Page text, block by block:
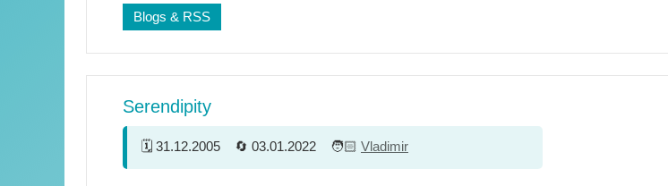
Blogs & RSS
Serendipity
31.12.2005 03.01.2022 Vladimir